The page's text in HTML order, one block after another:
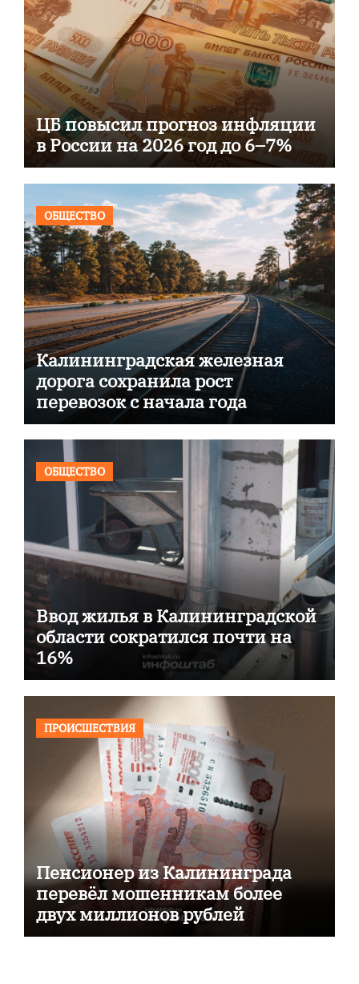
ЦБ повысил прогноз инфляции
в России на 2026 год до 6–7%
ОБЩЕСТВО
Калининградская железная
дорога сохранила рост
перевозок с начала года
ОБЩЕСТВО
Ввод жилья в Калининградской
области сократился почти на
16%
ПРОИСШЕСТВИЯ
Пенсионер из Калининграда
перевёл мошенникам более
двух миллионов рублей